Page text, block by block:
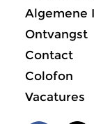
Algemene
Ontvangst
Contact
Colofon
Vacatures